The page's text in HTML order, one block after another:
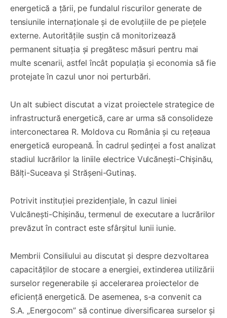
energetică a țării, pe fundalul riscurilor generate de
tensiunile internaționale și de evoluțiile de pe piețele
externe. Autoritățile susțin că monitorizează
permanent situația și pregătesc măsuri pentru mai
multe scenarii, astfel încât populația și economia să fie
protejate în cazul unor noi perturbări.
Un alt subiect discutat a vizat proiectele strategice de
infrastructură energetică, care ar urma să consolideze
interconectarea R. Moldova cu România și cu rețeaua
energetică europeană. În cadrul ședinței a fost analizat
stadiul lucrărilor la liniile electrice Vulcănești-Chișinău,
Bălți-Suceava și Strășeni-Gutinaș.
Potrivit instituției prezidențiale, în cazul liniei
Vulcănești-Chișinău, termenul de executare a lucrărilor
prevăzut în contract este sfârșitul lunii iunie.
Membrii Consiliului au discutat și despre dezvoltarea
capacităților de stocare a energiei, extinderea utilizării
surselor regenerabile și accelerarea proiectelor de
eficiență energetică. De asemenea, s-a convenit ca
S.A. „Energocom” să continue diversificarea surselor și